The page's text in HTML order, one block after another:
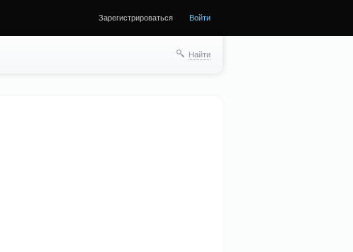
Зарегистрироваться Войти
Найти